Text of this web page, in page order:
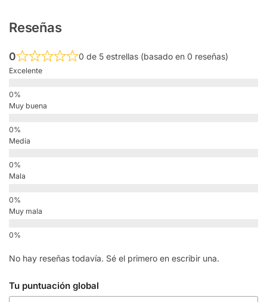
Reseñas
0 0 de 5 estrellas (basado en 0 reseñas)
Excelente
Muy buena
Media
Mala
Muy mala
No hay reseñas todavía. Sé el primero en escribir una.
Tu puntuación global